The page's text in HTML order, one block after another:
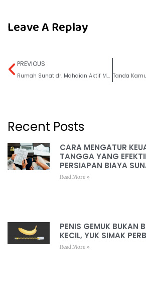
Leave A Replay
PREVIOUS
Rumah Sunat dr. Mahdian Aktif Menggelar Sunat Massal 2022 – 2023
Recent Posts
CARA MENGATUR
TANGGA YANG
PERSIAPAN BIAYA
Read More »
PENIS GEMUK BUKAN
KECIL, YUK SIMAK
Read More »